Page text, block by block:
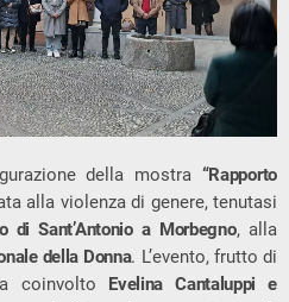
della mostra “Rapporto
alla violenza di genere, tenutasi
di Sant’Antonio a Morbegno, alla
della Donna. L’evento, frutto di
coinvolto
Evelina Cantaluppi e